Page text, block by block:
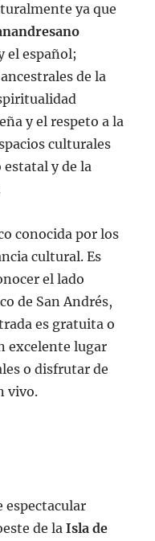
ya que
el español;
de la
y el respeto a la
culturales
estatal y de la
conocida por los
cultural. Es
el lado
de San Andrés,
es gratuita o
excelente lugar
o disfrutar de
vivo.
espectacular
de la Isla de